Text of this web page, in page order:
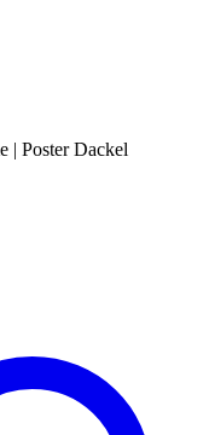
| Poster Dackel